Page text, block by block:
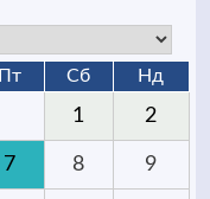
Пт Сб Нд
1 2
7 8 9